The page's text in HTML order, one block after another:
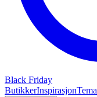
Black Friday
ButikkerInspirasjonTema